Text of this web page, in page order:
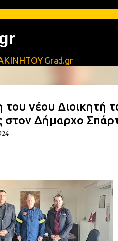
Grad.gr
του νέου
στον Δήμαρχο